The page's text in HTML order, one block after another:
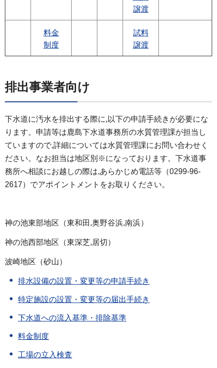
譲渡
料金
制度
試料
譲渡
排出事業者向け
下水道に汚水を排出する際に,以下の申請手続きが必要にな
ります。申請等は鹿島下水道事務所の水質管理課が担当し
ていますので,詳細については水質管理課にお問い合わせく
ださい。なお担当は地区別※になっております。下水道事
務所へ相談にお越しの際は,あらかじめ電話等（0299-96-
2617）でアポイントメントをお取りください。
神の池東部地区（東和田,奥野谷浜,南浜）
神の池西部地区（東深芝,居切）
波崎地区（砂山）
排水設備の設置・変更等の申請手続き
特定施設の設置・変更等の届出手続き
下水道への流入基準・排除基準
料金制度
工場の立入検査